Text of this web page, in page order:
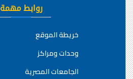
روابط مهمة
خريطة الموقع
وحدات ومراكز
الجامعات المصرية